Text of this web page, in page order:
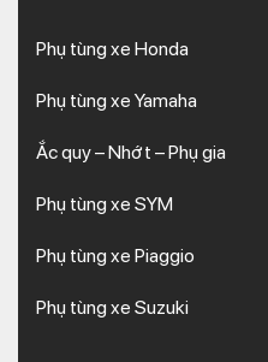
Phụ tùng xe Honda
Phụ tùng xe Yamaha
Ắc quy – Nhớt – Phụ gia
Phụ tùng xe SYM
Phụ tùng xe Piaggio
Phụ tùng xe Suzuki